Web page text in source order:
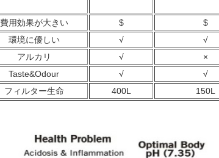
費用効果が大きい $ $
環境に優しい
√ √
アルカリ
√ ×
Taste&Odour
√ √
フィルター生命
400L 150L